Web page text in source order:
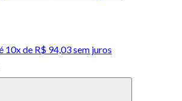
10x de R$ 94,03 sem juros